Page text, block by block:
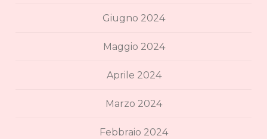
Giugno 2024
Maggio 2024
Aprile 2024
Marzo 2024
Febbraio 2024